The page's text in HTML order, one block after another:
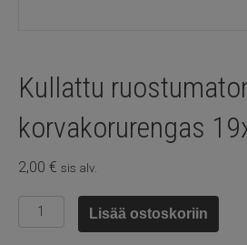
Kullattu
korvakorurengas
2,00 € sis alv.
Kullattu
ruostumaton
Lisää ostoskoriin